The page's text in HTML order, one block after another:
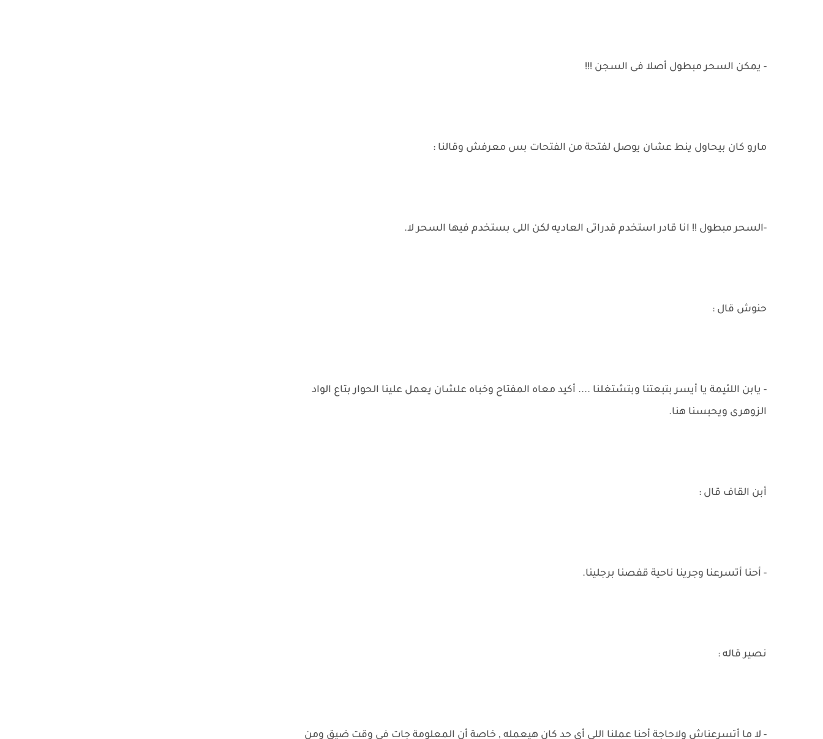
- يمكن السحر مبطول أصلا فى السجن !!!
مارو كان بيحاول ينط عشان يوصل لفتحة من الفتحات بس معرفش وقالنا :
-السحر مبطول !! انا قادر استخدم قدراتى العاديه لكن اللى بستخدم فيها السحر لا.
حنوش قال :
- يابن اللئيمة يا أيسر بتبعتنا وبتشتغلنا .... أكيد معاه المفتاح وخباه علشان يعمل علينا الحوار بتاع الواد
الزوهرى ويحبسنا هنا.
أبن القاف قال :
- أحنا أتسرعنا وجرينا ناحية قفصنا برجلينا.
نصير قاله :
- لا ما أتسرعناش ولاحاجة أحنا عملنا اللى أى حد كان هيعمله , خاصة أن المعلومة جات فى وقت ضيق ومن